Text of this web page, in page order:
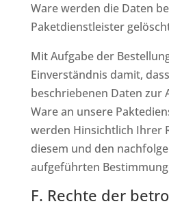
Ware werden die Daten
Paketdienstleister
Mit Aufgabe der
Einverständnis damit,
beschriebenen Daten zur
Ware an unsere
werden Hinsichtlich Ihrer
diesem und den
aufgeführten
F. Rechte der